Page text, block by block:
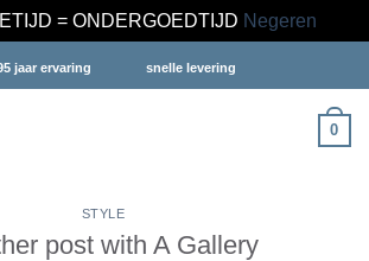
= ONDERGOEDTIJD Negeren
jaar ervaring snelle levering
0
STYLE
post with A Gallery